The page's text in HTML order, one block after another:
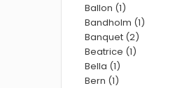
Ballon (1)
Bandholm (1)
Banquet (2)
Beatrice (1)
Bella (1)
Bern (1)